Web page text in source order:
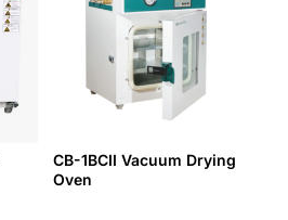
CB-1BCII Vacuum Drying
Oven